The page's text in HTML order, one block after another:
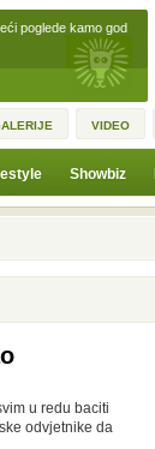
poglede kamo god
VIDEO
Showbiz
u redu baciti
odvjetnike da